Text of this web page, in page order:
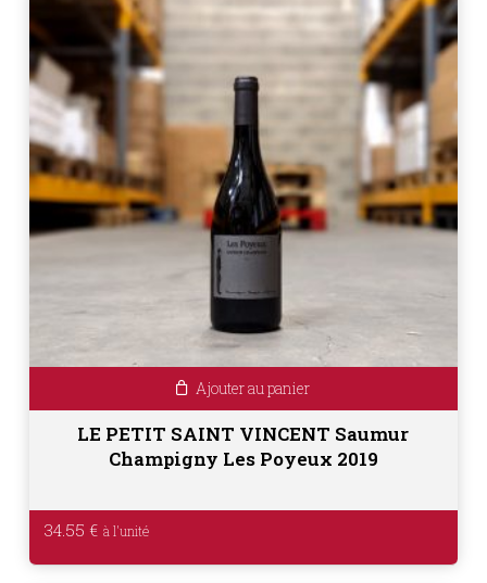
Ajouter au panier
LE PETIT SAINT VINCENT Saumur
Champigny Les Poyeux 2019
34.55 €